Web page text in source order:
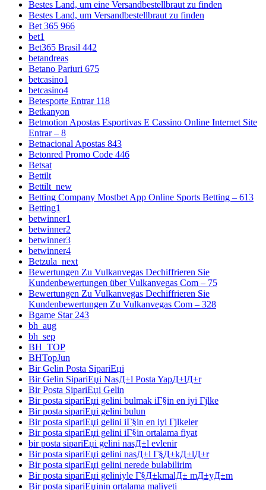
Bestes Land, um eine Versandbestellbraut zu finden
Bestes Land, um Versandbestellbraut zu finden
Bet 365 966
bet1
Bet365 Brasil 442
betandreas
Betano Pariuri 675
betcasino1
betcasino4
Betesporte Entrar 118
Betkanyon
Betmotion Apostas Esportivas E Cassino Online Internet Site
Entrar – 8
Betnacional Apostas 843
Betonred Promo Code 446
Betsat
Bettilt
Bettilt_new
Betting Company Mostbet App Online Sports Betting – 613
Betting1
betwinner1
betwinner2
betwinner3
betwinner4
Betzula_next
Bewertungen Zu Vulkanvegas Dechiffrieren Sie
Kundenbewertungen über Vulkanvegas Com – 75
Bewertungen Zu Vulkanvegas Dechiffrieren Sie
Kundenbewertungen Zu Vulkanvegas Com – 328
Bgame Star 243
bh_aug
bh_sep
BH_TOP
BHTopJun
Bir Gelin Posta SipariЕџi
Bir Gelin SipariЕџi NasД±l Posta YapД±lД±r
Bir Posta SipariЕџi Gelin
Bir posta sipariЕџi gelini bulmak iГ§in en iyi Гјlke
Bir posta sipariЕџi gelini bulun
Bir posta sipariЕџi gelini iГ§in en iyi Гјlkeler
Bir posta sipariЕџi gelini iГ§in ortalama fiyat
bir posta sipariЕџi gelini nasД±l evlenir
Bir posta sipariЕџi gelini nasД±l Г§Д±kД±lД±r
Bir posta sipariЕџi gelini nerede bulabilirim
Bir posta sipariЕџi geliniyle Г§Д±kmalД± mД±yД±m
Bir posta sipariЕџinin ortalama maliyeti